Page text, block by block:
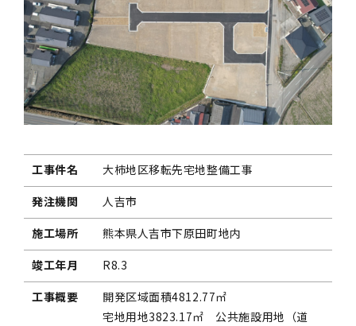
工事件名
大柿地区移転先宅地整備工事
発注機関
人吉市
施工場所
熊本県人吉市下原田町地内
竣工年月
R8.3
工事概要
開発区域面積4812.77㎡
宅地用地3823.17㎡ 公共施設用地（道